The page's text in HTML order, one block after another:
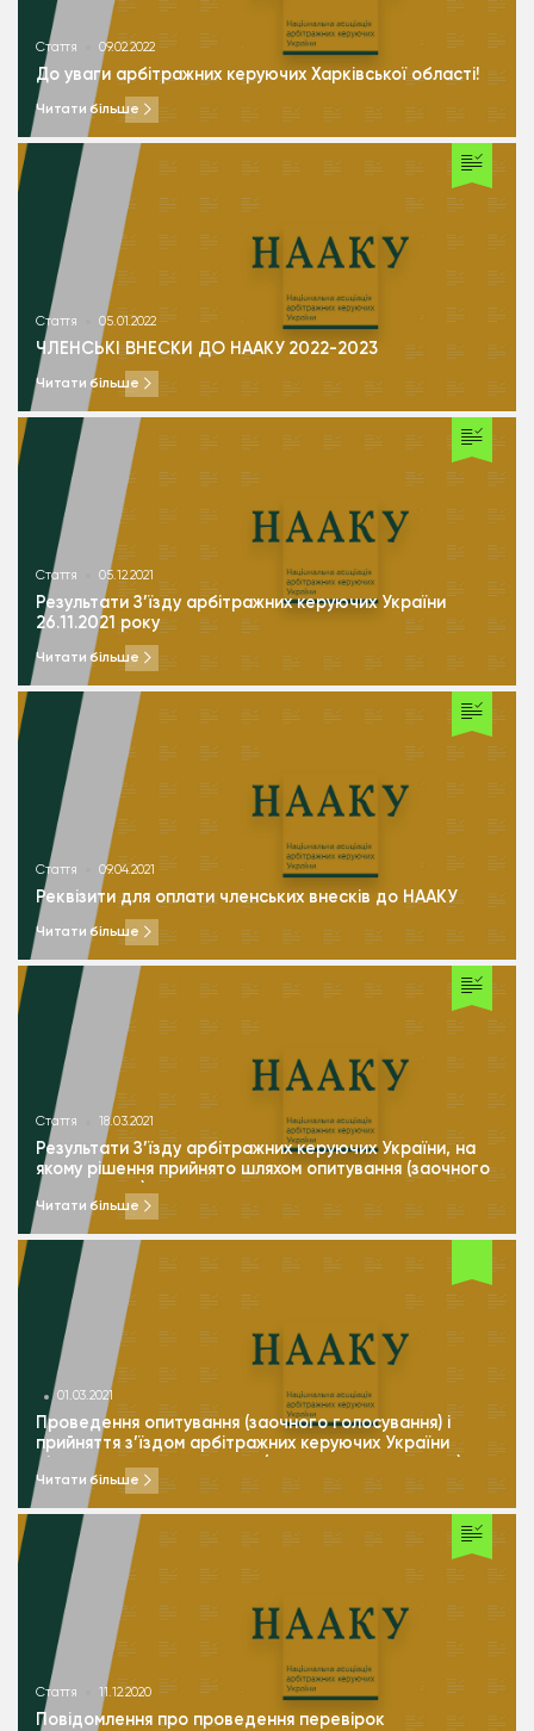
Стаття 09.02.2022
До уваги арбітражних керуючих Харківської області!￼
Читати більше
Стаття 05.01.2022
ЧЛЕНСЬКІ ВНЕСКИ ДО НААКУ 2022-2023
Читати більше
Стаття 05.12.2021
Результати З’їзду арбітражних керуючих України
26.11.2021 року
Читати більше
Стаття 09.04.2021
Реквізити для оплати членських внесків до НААКУ
Читати більше
Стаття 18.03.2021
Результати З’їзду арбітражних керуючих України, на
якому рішення прийнято шляхом опитування (заочного
голосування)
Читати більше
01.03.2021
Проведення опитування (заочного голосування) і
прийняття з’їздом арбітражних керуючих України
рішень шляхом опитування (заочного голосування)
Читати більше
Стаття 11.12.2020
Повідомлення про проведення перевірок